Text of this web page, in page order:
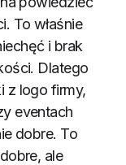
To właśnie
i brak
Dlatego
z logo firmy,
eventach
dobre. To
ale